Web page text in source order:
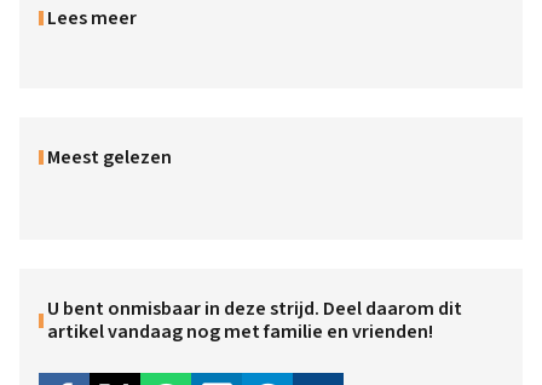
Lees meer
Meest gelezen
U bent onmisbaar in deze strijd. Deel daarom dit
artikel vandaag nog met familie en vrienden!